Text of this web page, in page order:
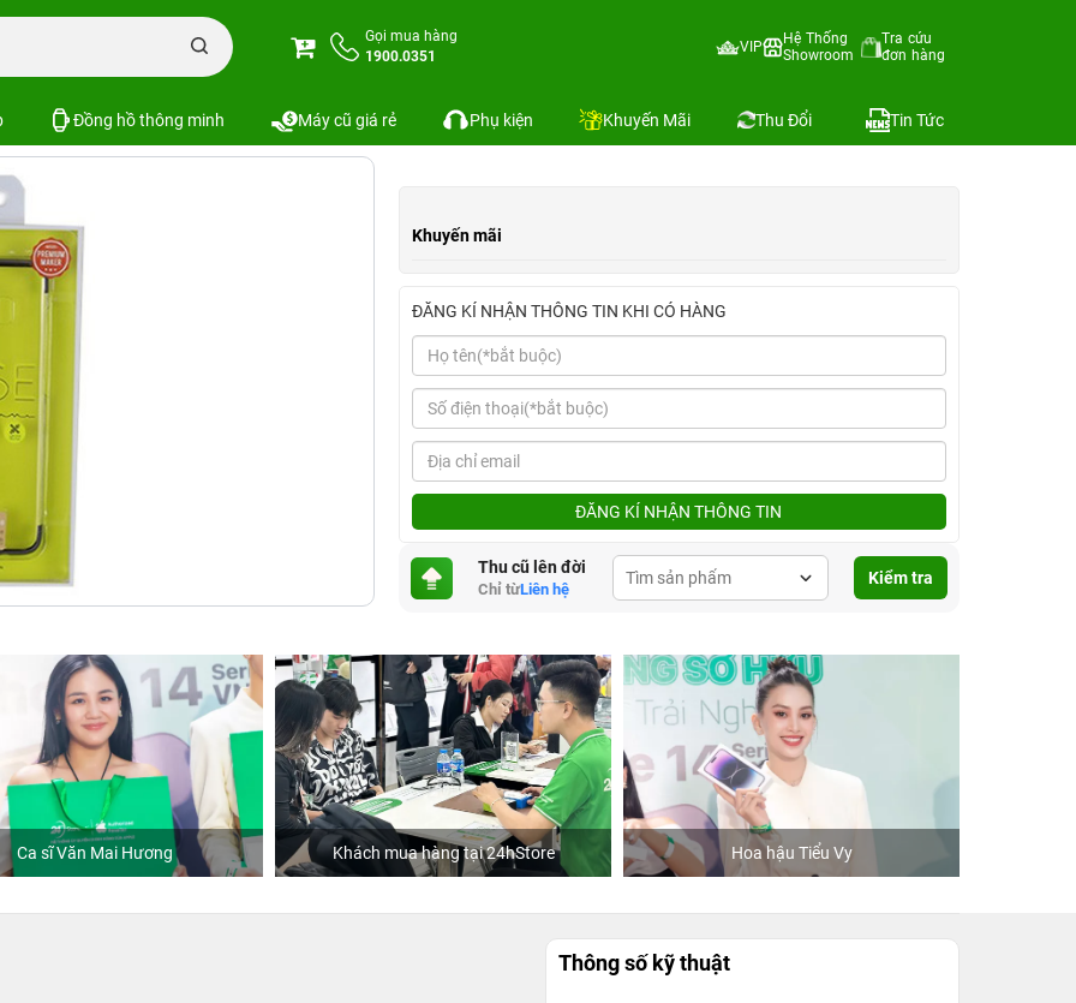
Gọi mua hàng
1900.0351
VIP
Hệ Thống
Showroom
Tra cứu
đơn hàng
Đồng hồ thông minh Máy cũ giá rẻ Phụ kiện Khuyến Mãi Thu Đổi Tin Tức
Ốp lưng Galaxy S8 Silicon viền màu BASEUS
Khuyến mãi
ĐĂNG KÍ NHẬN THÔNG TIN KHI CÓ HÀNG
ĐĂNG KÍ NHẬN THÔNG TIN
Thu cũ lên đời
Chỉ từLiên hệ
Kiểm tra
Ca sĩ Văn Mai Hương Khách mua hàng tại 24hStore Hoa hậu Tiểu Vy
Thông số kỹ thuật